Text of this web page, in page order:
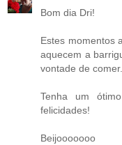
Bom dia Dri!
Estes momentos
aquecem a
vontade de
Tenha um
felicidades!
Beijooooooo